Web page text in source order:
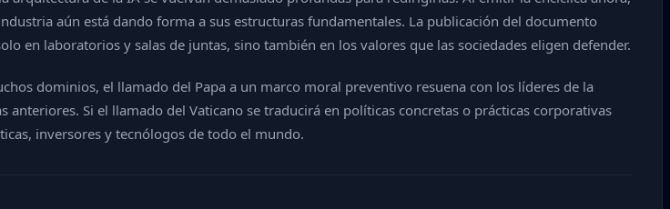
aún está dando forma a sus estructuras fundamentales. La publicación del documento
en laboratorios y salas de juntas, sino también en los valores que las sociedades eligen defender.
dominios, el llamado del Papa a un marco moral preventivo resuena con los líderes de la
Si el llamado del Vaticano se traducirá en políticas concretas o prácticas corporativas
inversores y tecnólogos de todo el mundo.